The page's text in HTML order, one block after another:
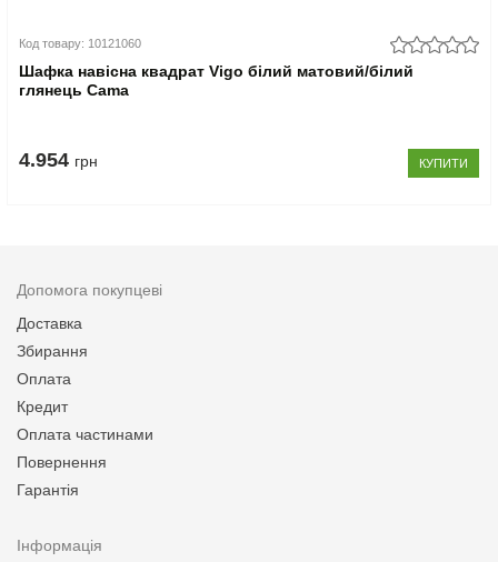
Код товару: 10121060
Шафка навісна квадрат Vigo білий матовий/білий
глянець Cama
4.954 грн КУПИТИ
Допомога покупцеві
Доставка
Збирання
Оплата
Кредит
Оплата частинами
Повернення
Гарантія
Інформація